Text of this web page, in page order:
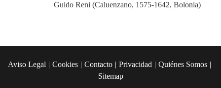
Guido Reni (Caluenzano, 1575-1642, Bolonia)
Aviso Legal Cookies Contacto Privacidad
Quiénes Somos
Sitemap